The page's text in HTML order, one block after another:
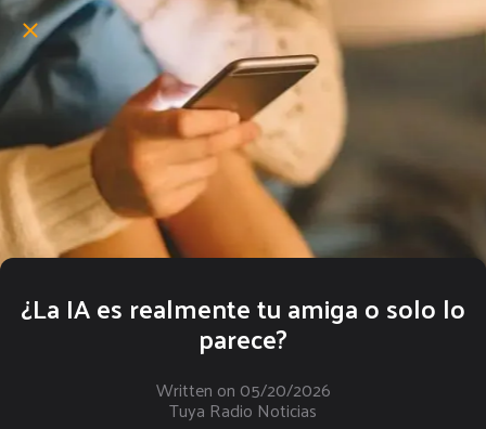
¿La IA es realmente tu amiga o solo lo
parece?
Written on 05/20/2026
Tuya Radio Noticias